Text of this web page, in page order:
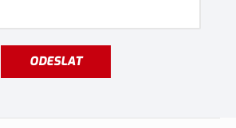
ODESLAT